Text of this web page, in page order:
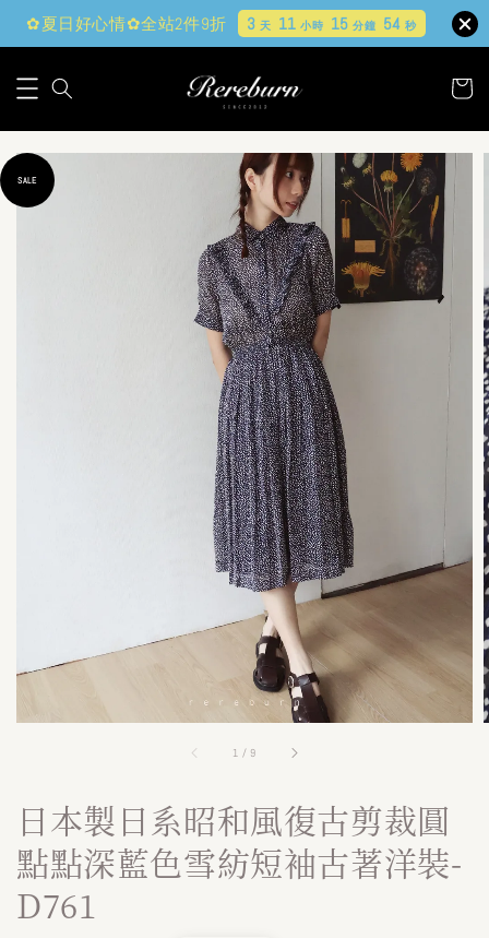
✿夏日好心情✿全站2件9折 3 天 11小時 15分鐘 53秒
1 / 9
SALE
日本製日系昭和風復古剪裁圓
點點深藍色雪紡短袖古著洋裝-
D761